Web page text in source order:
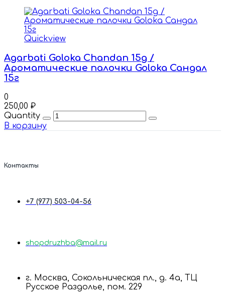
Quickview
Agarbati Goloka Chandan 15g /
Ароматические палочки Goloka Сандал
15г
0
250,00 ₽
Quantity
В корзину
Контакты
+7 (977) 503-04-56
shopdruzhba@mail.ru
г. Москва, Сокольническая пл., д. 4а, ТЦ
Русское Раздолье, пом. 229